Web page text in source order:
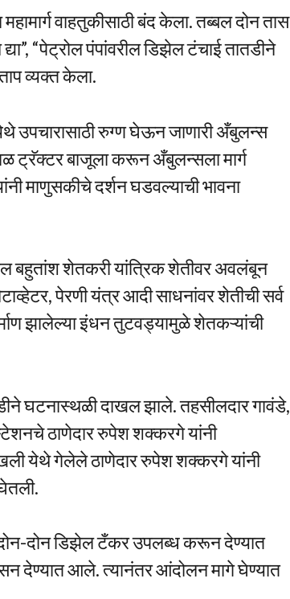
वाहतुकीसाठी बंद केला. तब्बल दोन तास
“पेट्रोल पंपांवरील डिझेल टंचाई तातडीने
व्यक्त केला.
रुग्ण घेऊन जाणारी अँबुलन्स
ट्रॅक्टर बाजूला करून अँबुलन्सला मार्ग
माणुसकीचे दर्शन घडवल्याची भावना
बहुतांश शेतकरी यांत्रिक शेतीवर अवलंबून
पेरणी यंत्र आदी साधनांवर शेतीची सर्व
झालेल्या इंधन तुटवड्यामुळे शेतकऱ्यांची
घटनास्थळी दाखल झाले. तहसीलदार गावंडे,
ठाणेदार रुपेश शक्करगे यांनी
येथे गेलेले ठाणेदार रुपेश शक्करगे यांनी
दोन डिझेल टँकर उपलब्ध करून देण्यात
देण्यात आले. त्यानंतर आंदोलन मागे घेण्यात